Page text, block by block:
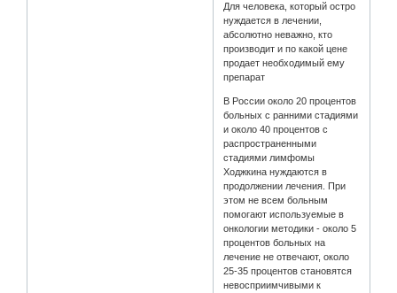
Для человека, который остро
нуждается в лечении,
абсолютно неважно, кто
производит и по какой цене
продает необходимый ему
препарат
В России около 20 процентов
больных с ранними стадиями
и около 40 процентов с
распространенными
стадиями лимфомы
Ходжкина нуждаются в
продолжении лечения. При
этом не всем больным
помогают используемые в
онкологии методики - около 5
процентов больных на
лечение не отвечают, около
25-35 процентов становятся
невосприимчивыми к